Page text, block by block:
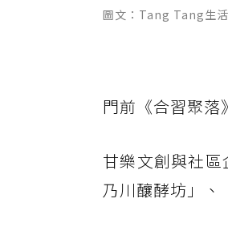
圖文：Tang Tang生
門前《合習聚落
甘樂文創與社
乃川釀酵坊」、